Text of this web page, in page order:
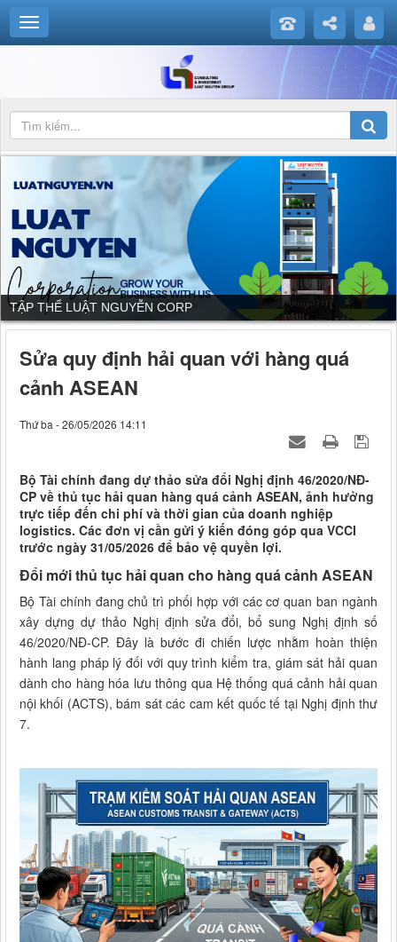
TẬP THỂ LUẬT NGUYỄN CORP
Sửa quy định hải quan với hàng quá
cảnh ASEAN
Thứ ba - 26/05/2026 14:11
Bộ Tài chính đang dự thảo sửa đổi Nghị định 46/2020/NĐ-
CP về thủ tục hải quan hàng quá cảnh ASEAN, ảnh hưởng
trực tiếp đến chi phí và thời gian của doanh nghiệp
logistics. Các đơn vị cần gửi ý kiến đóng góp qua VCCI
trước ngày 31/05/2026 để bảo vệ quyền lợi.
Đổi mới thủ tục hải quan cho hàng quá cảnh ASEAN
Bộ Tài chính đang chủ trì phối hợp với các cơ quan ban ngành
xây dựng dự thảo Nghị định sửa đổi, bổ sung Nghị định số
46/2020/NĐ-CP. Đây là bước đi chiến lược nhằm hoàn thiện
hành lang pháp lý đối với quy trình kiểm tra, giám sát hải quan
dành cho hàng hóa lưu thông qua Hệ thống quá cảnh hải quan
nội khối (ACTS), bám sát các cam kết quốc tế tại Nghị định thư
7.